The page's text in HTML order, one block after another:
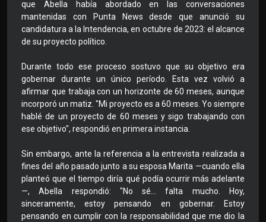
que Abella había abordado en las conversaciones
mantenidas con Punta News desde que anunció su
candidatura a la Intendencia, en octubre de 2023: el alcance
de su proyecto político.
Durante todo ese proceso sostuvo que su objetivo era
gobernar durante un único período. Esta vez volvió a
afirmar que trabaja con un horizonte de 60 meses, aunque
incorporó un matiz. "Mi proyecto es a 60 meses. Yo siempre
hablé de un proyecto de 60 meses y sigo trabajando con
ese objetivo", respondió en primera instancia.
Sin embargo, ante la referencia a la entrevista realizada a
fines del año pasado junto a su esposa Marita —cuando ella
planteó que el tiempo diría qué podía ocurrir más adelante
—, Abella respondió: "No sé... falta mucho. Hoy,
sinceramente, estoy pensando en gobernar. Estoy
pensando en cumplir con la responsabilidad que me dio la